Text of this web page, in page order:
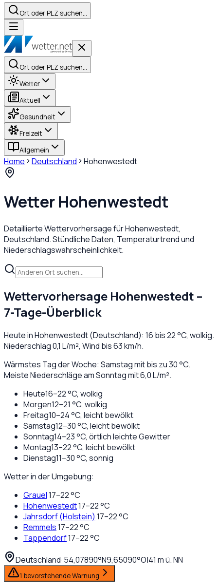
Ort oder PLZ suchen…
Ort oder PLZ suchen…
Wetter
Aktuell
Gesundheit
Freizeit
Allgemein
Home Deutschland Hohenwestedt
WetterHohenwestedt
Detaillierte Wettervorhersage fürHohenwestedt,
Deutschland. Stündliche Daten, Temperaturtrend und
Niederschlagswahrscheinlichkeit.
Wettervorhersage Hohenwestedt –
7-Tage-Überblick
Heute inHohenwestedt(Deutschland): 16 bis22°C, wolkig.
Niederschlag0,1 L/m², Wind bis63km/h.
Wärmstes Tag der Woche: Samstag mit bis zu 30 °C.
Meiste Niederschläge am Sonntag mit 6,0 L/m².
Heute16–22°C, wolkig
Morgen12–21 °C, wolkig
Freitag10–24°C, leicht bewölkt
Samstag12–30°C, leicht bewölkt
Sonntag14–23°C, örtlich leichte Gewitter
Montag13–22°C, leicht bewölkt
Dienstag11–30°C, sonnig
Wetter in der Umgebung:
Grauel17–22°C
Hohenwestedt17–22°C
Jahrsdorf (Holstein) 17–22°C
Remmels17–22°C
Tappendorf17–22°C
Deutschland··54,07890°N9,65090°O|41 m ü. NN
1 bevorstehende Warnung